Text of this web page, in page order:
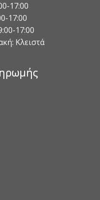
17:00
17:00
17:00
Κλειστά